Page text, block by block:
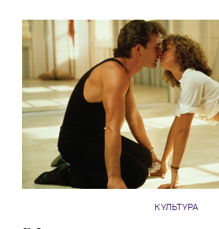
КУЛЬТУРА